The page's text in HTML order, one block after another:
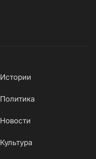
Истории
Политика
Новости
Культура